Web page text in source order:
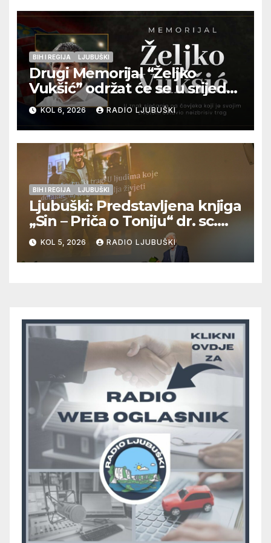
BIH I REGIJA LJUBUŠKI
Drugi Memorijal “Željko
Vukšić” održat će se u srijedu
12. kolovoza u Otoku
KOL 6, 2026 RADIO LJUBUŠKI
BIH I REGIJA LJUBUŠKI
Ljubuški: Predstavljena knjiga
„Sin – Priča o Toniju“ dr. sc.
Zdenka Hercega
KOL 5, 2026 RADIO LJUBUŠKI